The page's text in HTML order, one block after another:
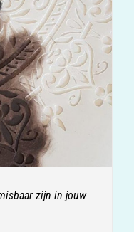
zijn in jouw